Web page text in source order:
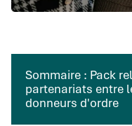
Sommaire : Pack
partenariats entre
donneurs d'ordre